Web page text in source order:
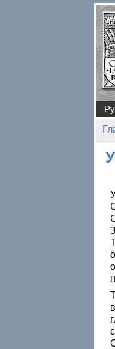
Перейти к основному